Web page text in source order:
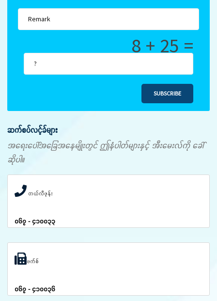
8 + 25 =
SUBSCRIBE
ဆက်စပ်လင့်ခ်များ
အရေးပေါ်အခြေအနေမျိုးတွင် ဤနံပါတ်များနှင့် အီးမေးလ်ကို ခေါ်
ဆိုပါ။
တယ်လီဖုန်း
၀၆၇ - ၄၁၀၀၃၃
ဖက်စ်
၀၆၇ - ၄၁၀၀၃၆